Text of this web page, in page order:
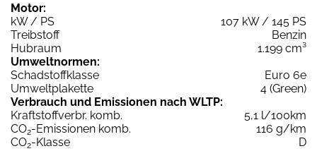
Motor:
kW / PS
107 kW / 145 PS
Treibstoff
Benzin
Hubraum
1.199 cm³
Umweltnormen:
Schadstoffklasse
Euro 6e
Umweltplakette
4 (Green)
Verbrauch und Emissionen nach WLTP:
Kraftstoffverbr. komb.
5,1 l/100km
CO2-Emissionen komb.
116 g/km
CO2-Klasse
D